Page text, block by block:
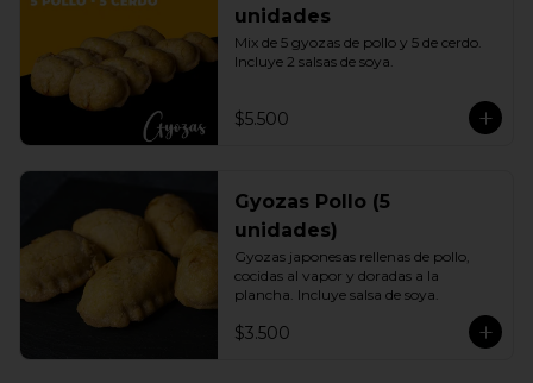
unidades
Mix de 5 gyozas de pollo y 5 de cerdo.
Incluye 2 salsas de soya.
$5.500
Gyozas Pollo (5
unidades)
Gyozas japonesas rellenas de pollo,
cocidas al vapor y doradas a la
plancha. Incluye salsa de soya.
$3.500